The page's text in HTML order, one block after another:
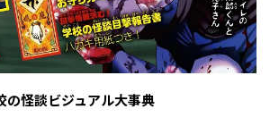
の怪談ビジュアル大事典